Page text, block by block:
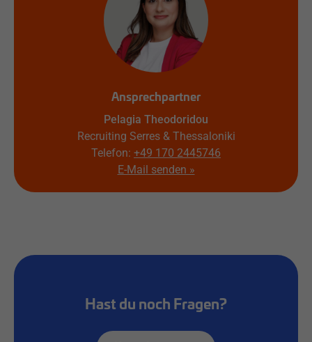
Ansprechpartner
Pelagia Theodoridou
Recruiting Serres & Thessaloniki
Telefon: +49 170 2445746
E-Mail senden »
Hast du noch Fragen?